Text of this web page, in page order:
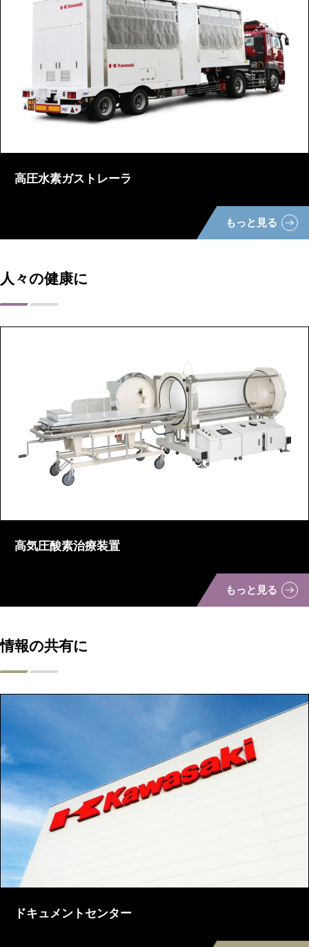
高圧水素ガストレーラ
もっと見る
人々の健康に
高気圧酸素治療装置
もっと見る
情報の共有に
ドキュメントセンター